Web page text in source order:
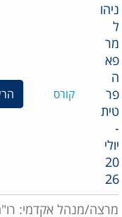
ניהו
ל
מר
פא
ה
פר
טית
-
יולי
20
26
קורס
מרצה/מנהל אקדמי: